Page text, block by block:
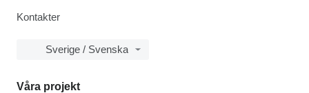
Kontakter
Sverige / Svenska
Våra projekt